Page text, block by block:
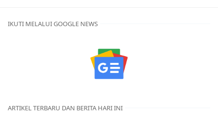
IKUTI MELALUI GOOGLE NEWS
ARTIKEL TERBARU DAN BERITA HARI INI